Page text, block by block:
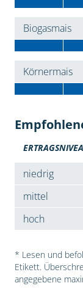
Biogasmais
Körnermais
niedrig
mittel
hoch
* Lesen und
Etikett.
angegebene